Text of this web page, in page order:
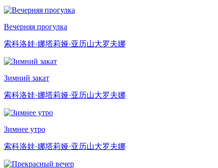
Вечерняя прогулка
索科洛娃·娜塔莉娅·亚历山大罗夫娜
Зимний закат
索科洛娃·娜塔莉娅·亚历山大罗夫娜
Зимнее утро
索科洛娃·娜塔莉娅·亚历山大罗夫娜